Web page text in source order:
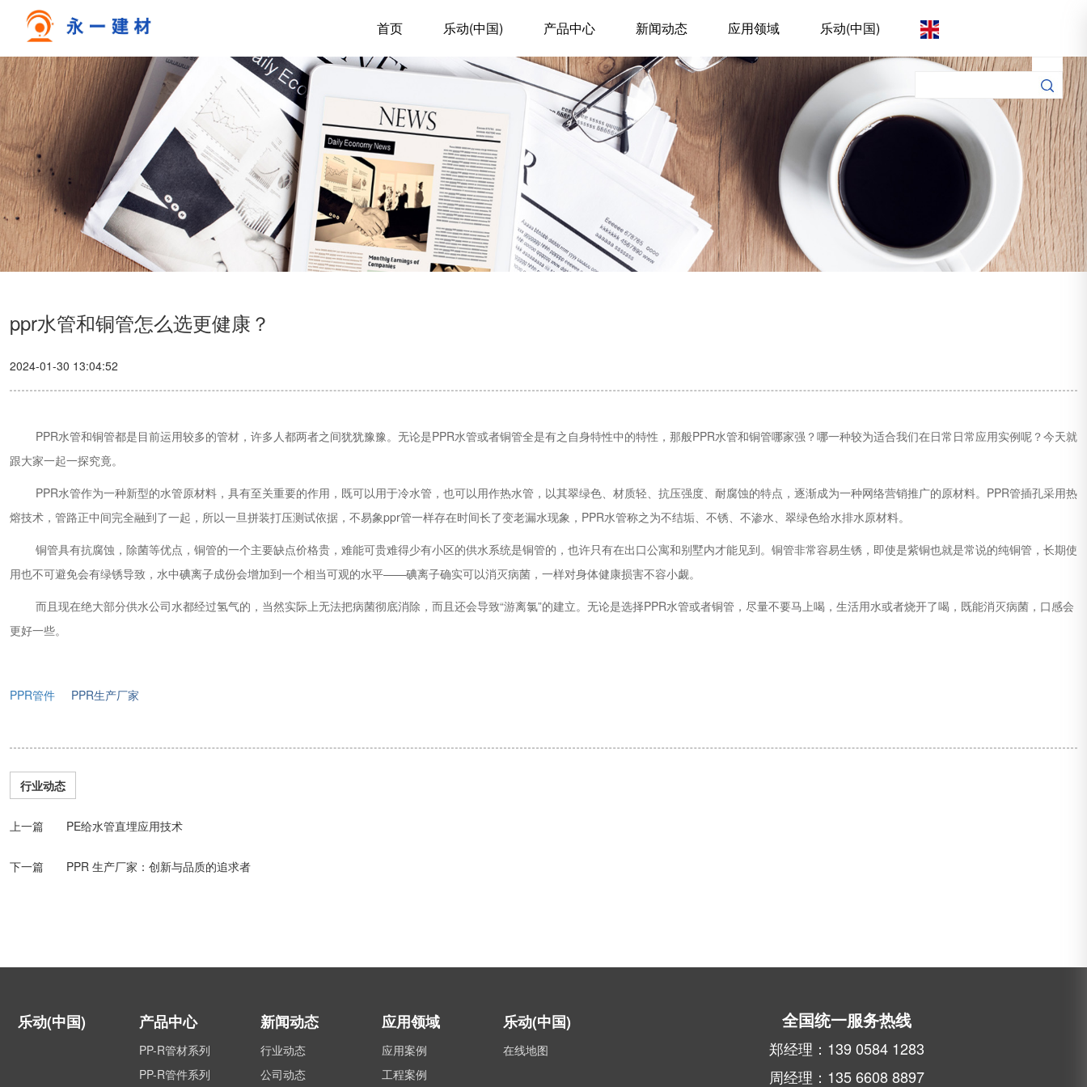
首页 乐动(中国) 产品中心 新闻动态 应用领域 乐动(中国)
ppr水管和铜管怎么选更健康？
2024-01-30 13:04:52
PPR水管和铜管都是目前运用较多的管材，许多人都两者之间犹犹豫豫。无论是PPR水管或者铜管全是有之自身特性中的特性，那般PPR水管和铜管哪家强？哪一种较为适合我们在日常日常应用实例呢？今天就
跟大家一起一探究竟。
PPR水管作为一种新型的水管原材料，具有至关重要的作用，既可以用于冷水管，也可以用作热水管，以其翠绿色、材质轻、抗压强度、耐腐蚀的特点，逐渐成为一种网络营销推广的原材料。PPR管插孔采用热
熔技术，管路正中间完全融到了一起，所以一旦拼装打压测试依据，不易象ppr管一样存在时间长了变老漏水现象，PPR水管称之为不结垢、不锈、不渗水、翠绿色给水排水原材料。
铜管具有抗腐蚀，除菌等优点，铜管的一个主要缺点价格贵，难能可贵难得少有小区的供水系统是铜管的，也许只有在出口公寓和别墅内才能见到。铜管非常容易生锈，即使是紫铜也就是常说的纯铜管，长期使
用也不可避免会有绿锈导致，水中碘离子成份会增加到一个相当可观的水平——碘离子确实可以消灭病菌，一样对身体健康损害不容小觑。
而且现在绝大部分供水公司水都经过氢气的，当然实际上无法把病菌彻底消除，而且还会导致“游离氯”的建立。无论是选择PPR水管或者铜管，尽量不要马上喝，生活用水或者烧开了喝，既能消灭病菌，口感会
更好一些。
PPR管件 PPR生产厂家
行业动态
上一篇 PE给水管直埋应用技术
下一篇 PPR 生产厂家：创新与品质的追求者
乐动(中国) 产品中心
PP-R管材系列
PP-R管件系列
新闻动态
行业动态
公司动态
应用领域
应用案例
工程案例
乐动(中国)
在线地图
全国统一服务热线
郑经理：139 0584 1283
周经理：135 6608 8897